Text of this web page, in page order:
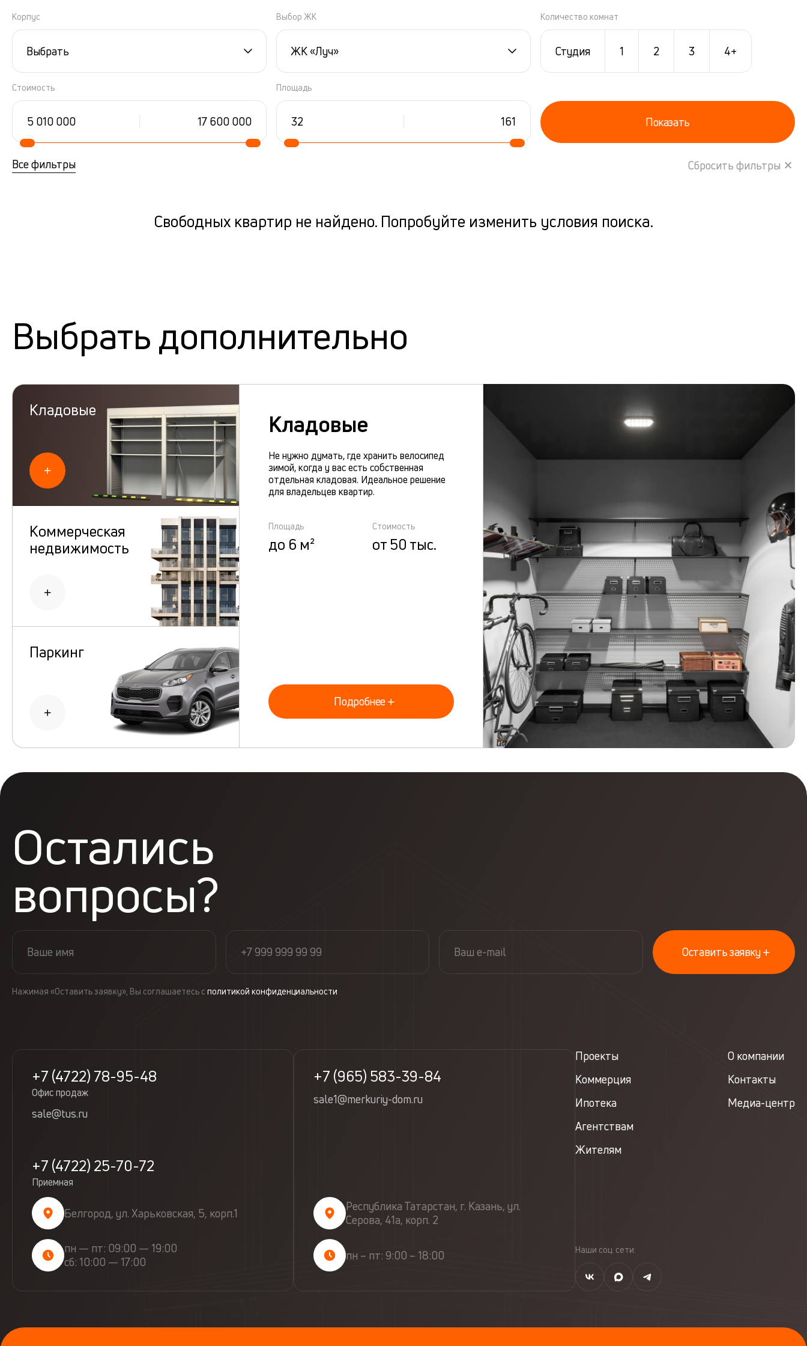
Корпус
Выбрать
Выбор ЖК
ЖК «Луч»
Количество комнат
Студия 1 2 3 4+
Стоимость Площадь
Показать
Все фильтры Сбросить фильтры
Свободных квартир не найдено. Попробуйте изменить условия поиска.
Выбрать дополнительно
Кладовые
Коммерческая
недвижимость
Паркинг
Кладовые
Не нужно думать, где хранить велосипед
зимой, когда у вас есть собственная
отдельная кладовая. Идеальное решение
для владельцев квартир.
Площадь
до 6 м²
Стоимость
от 50 тыс.
Подробнее
Остались
вопросы?
Оставить заявку
Нажимая «Оставить заявку», Вы соглашаетесь с политикой конфиденциальности
+7 (4722) 78-95-48
Офис продаж
+7 (4722) 25-70-72
Приемная
sale@tus.ru
Белгород, ул. Харьковская, 5, корп.1
пн — пт: 09:00 — 19:00
сб: 10:00 — 17:00
+7 (965) 583-39-84
sale1@merkuriy-dom.ru
Республика Татарстан, г. Казань, ул.
Серова, 41а, корп. 2
пн – пт: 9:00 – 18:00
Проекты
Коммерция
Ипотека
Агентствам
Жителям
О компании
Контакты
Медиа-центр
Наши соц. сети: